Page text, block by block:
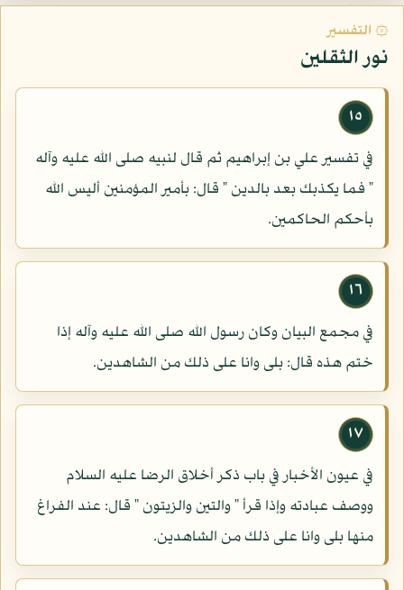
۞ التفسير
نور الثقلين
١٥
في تفسير علي بن إبراهيم ثم قال لنبيه صلى الله عليه وآله
" فما يكذبك بعد بالدين " قال: بأمير المؤمنين أليس الله
بأحكم الحاكمين.
١٦
في مجمع البيان وكان رسول الله صلى الله عليه وآله إذا
ختم هذه قال: بلى وانا على ذلك من الشاهدين.
١٧
في عيون الأخبار في باب ذكر أخلاق الرضا عليه السلام
ووصف عبادته وإذا قرأ " والتين والزيتون " قال: عند الفراغ
منها بلى وانا على ذلك من الشاهدين.